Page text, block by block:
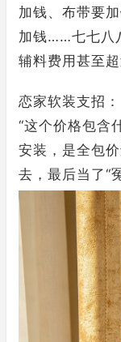
加钱、布带要
加钱……七七八
辅料费用甚至
恋家软装支招
“这个价格包含
安装，是全包
去，最后当了“